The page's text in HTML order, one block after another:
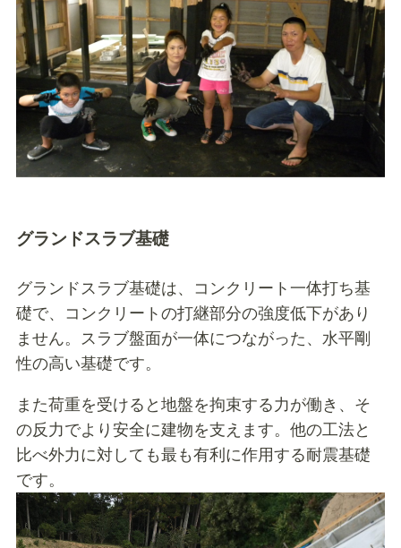
グランドスラブ基礎
グランドスラブ基礎は、コンクリート一体打ち基
礎で、コンクリートの打継部分の強度低下があり
ません。スラブ盤面が一体につながった、水平剛
性の高い基礎です。
また荷重を受けると地盤を拘束する力が働き、そ
の反力でより安全に建物を支えます。他の工法と
比べ外力に対しても最も有利に作用する耐震基礎
です。